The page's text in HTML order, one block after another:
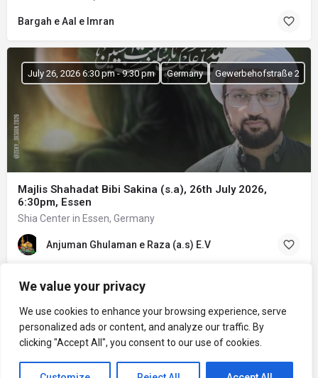
We value your privacy
We use cookies to enhance your browsing experience, serve
personalized ads or content, and analyze our traffic. By
clicking "Accept All", you consent to our use of cookies.
Bargah e Aal e Imran
Majlis Shahadat Bibi Sakina (s.a), 26th July 2026,
6:30pm, Essen
Shia Center in Essen, Germany
July 26, 2026 6:30 pm - 9:30 pm Germany Gewerbehofstraße 2
Anjuman Ghulaman e Raza (a.s) E.V